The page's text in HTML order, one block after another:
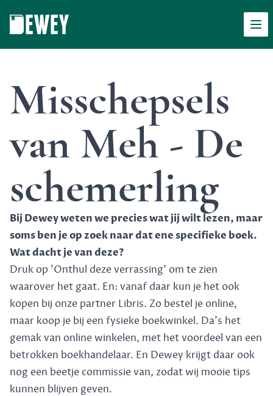
Misschepsels
van Meh - De
schemerling
Bij Dewey weten we precies wat jij wilt lezen, maar
soms ben je op zoek naar dat ene specifieke boek.
Wat dacht je van deze?
Druk op 'Onthul deze verrassing' om te zien
waarover het gaat. En: vanaf daar kun je het ook
kopen bij onze partner Libris. Zo bestel je online,
maar koop je bij een fysieke boekwinkel. Da's het
gemak van online winkelen, met het voordeel van een
betrokken boekhandelaar. En Dewey krijgt daar ook
nog een beetje commissie van, zodat wij mooie tips
kunnen blijven geven.